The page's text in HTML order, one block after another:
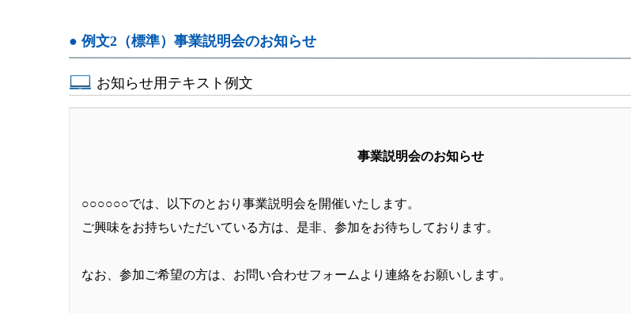
● 例文2（標準）事業説明会のお知らせ
お知らせ用テキスト例文
事業説明会のお知らせ
○○○○○○では、以下のとおり事業説明会を開催いたします。
ご興味をお持ちいただいている方は、是非、参加をお待ちしております。
なお、参加ご希望の方は、お問い合わせフォームより連絡をお願いします。